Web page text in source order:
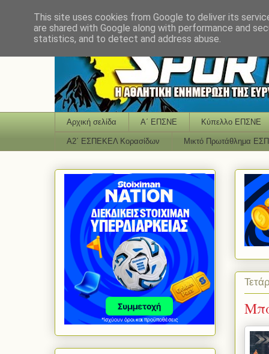
Αρχική σελίδα Α΄ ΕΠΣΝΕ Κύπελλο ΕΠΣΝΕ
Α2΄ ΕΣΠΕΚΕΛ Κορασίδων Μικτό Πρωτάθλημα
This site uses cookies from Google to deliver its
are shared with Google along with performance and
statistics, and to detect and address abuse.